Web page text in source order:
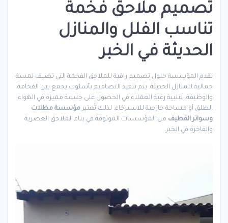
تصميم ملاحق فخمة
تناسب الفلل والمنازل
الحديثة في الخبر
تقدم المؤسسة حلول تصميم راقية للملاحق الفخمة التي تضيف لمسة
جمالية للمنازل الحديثة. يتم تنفيذ التصاميم بأسلوب يجمع بين الفخامة
والوظيفة، لتلبية رغبة العملاء في الحصول على جلسة مميزة في الهواء
الطلق أو مساحة خارجية للاسترخاء. لذلك تُعتبر مؤسسة مظلات
وسواتر القطيف من المؤسسات الموثوقة في بناء الملاحق العصرية
والفاخرة في الخبر.